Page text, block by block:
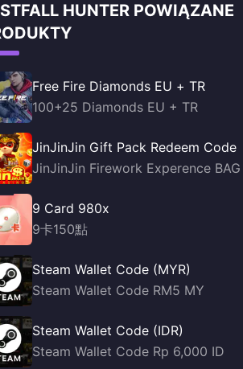
HUNTER POWIĄZANE
Free Fire Diamonds EU + TR
100+25 Diamonds EU + TR
JinJinJin Gift Pack Redeem Code
JinJinJin Firework Experence BAG
9 Card 980x
9卡150點
Steam Wallet Code (MYR)
Steam Wallet Code RM5 MY
Steam Wallet Code (IDR)
Steam Wallet Code Rp 6,000 ID